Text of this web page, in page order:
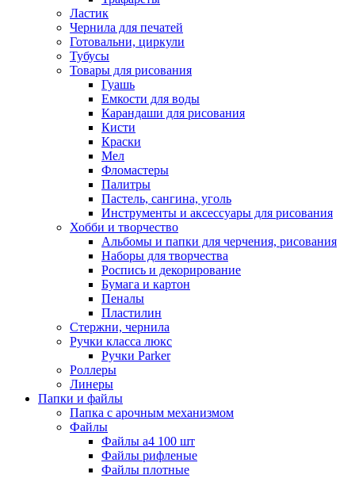
Ластик
Чернила для печатей
Готовальни, циркули
Тубусы
Товары для рисования
Гуашь
Емкости для воды
Карандаши для рисования
Кисти
Краски
Мел
Фломастеры
Палитры
Пастель, сангина, уголь
Инструменты и аксессуары для рисования
Хобби и творчество
Альбомы и папки для черчения, рисования
Наборы для творчества
Роспись и декорирование
Бумага и картон
Пеналы
Пластилин
Стержни, чернила
Ручки класса люкс
Ручки Parker
Роллеры
Линеры
Папки и файлы
Папка с арочным механизмом
Файлы
Файлы а4 100 шт
Файлы рифленые
Файлы плотные